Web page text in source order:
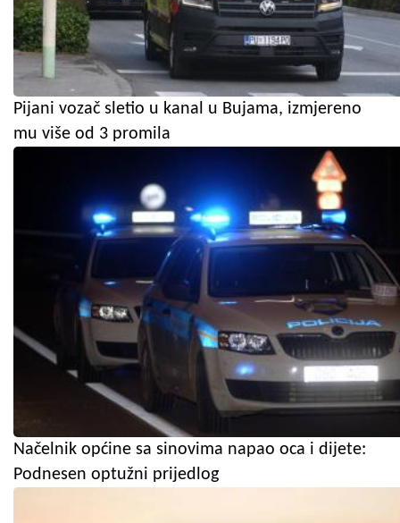
Pijani vozač sletio u kanal u Bujama, izmjereno
mu više od 3 promila
Načelnik općine sa sinovima napao oca i dijete:
Podnesen optužni prijedlog